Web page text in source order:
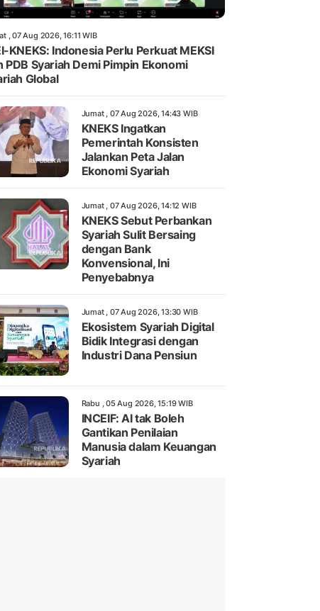
, 07 Aug 2026, 16:11 WIB
KNEKS: Indonesia Perlu Perkuat MEKSI
PDB Syariah Demi Pimpin Ekonomi
Global
Jumat , 07 Aug 2026, 14:43 WIB
KNEKS Ingatkan
Pemerintah Konsisten
Jalankan Peta Jalan
Ekonomi Syariah
Jumat , 07 Aug 2026, 14:12 WIB
KNEKS Sebut Perbankan
Syariah Sulit Bersaing
dengan Bank
Konvensional, Ini
Penyebabnya
Jumat , 07 Aug 2026, 13:30 WIB
Ekosistem Syariah Digital
Bidik Integrasi dengan
Industri Dana Pensiun
Rabu , 05 Aug 2026, 15:19 WIB
INCEIF: AI tak Boleh
Gantikan Penilaian
Manusia dalam Keuangan
Syariah